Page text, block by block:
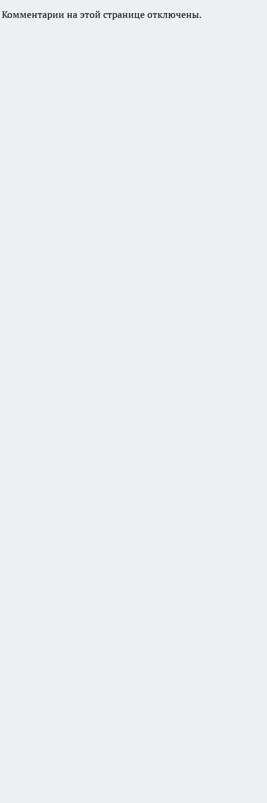
Комментарии на этой странице отключены.